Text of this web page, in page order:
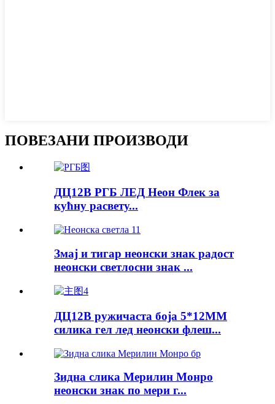
ПОВЕЗАНИ ПРОИЗВОДИ
ДЦ12В РГБ ЛЕД Неон Флек за
кућну расвету...
Змај и тигар неонски знак радост
неонски светлосни знак ...
ДЦ12В ружичаста боја 5*12ММ
силика гел лед неонски флеш...
Зидна слика Мерилин Монро
неонски знак по мери г...